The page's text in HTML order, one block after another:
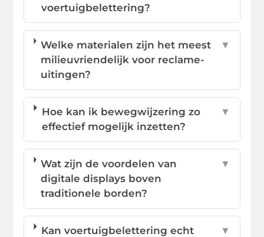
voertuigbelettering?
Welke materialen zijn het meest
milieuvriendelijk voor reclame-
uitingen?
▼
Hoe kan ik bewegwijzering zo
effectief mogelijk inzetten?
▼
Wat zijn de voordelen van
digitale displays boven
traditionele borden?
▼
Kan voertuigbelettering echt
▼